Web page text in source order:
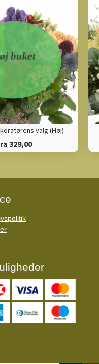
valg (Høj)
329,00